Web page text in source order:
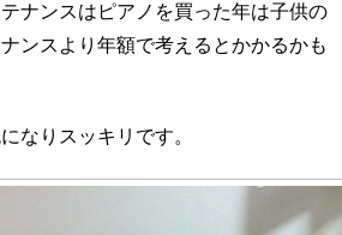
ナンスはピアノを買った年は子供の
ンスより年額で考えるとかかるかも
なりスッキリです。